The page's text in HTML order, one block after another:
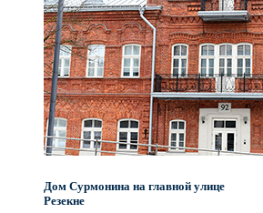
Дом Сурмонина на главной улице
Резекне